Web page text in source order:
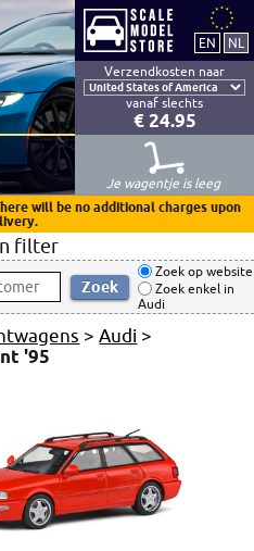
Verzendkosten naar
vanaf slechts
€ 24.95
Je wagentje is leeg
will be no additional charges upon
filter
Zoek op website
Zoek enkel in
Audi
>Audi >
'95